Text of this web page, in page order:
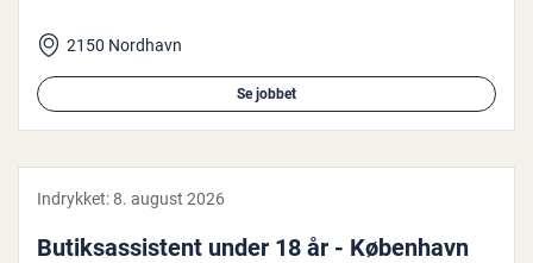
2150 Nordhavn
Se jobbet
Indrykket:8. august 2026
Bu­tiksas­si­stent under 18 år - København